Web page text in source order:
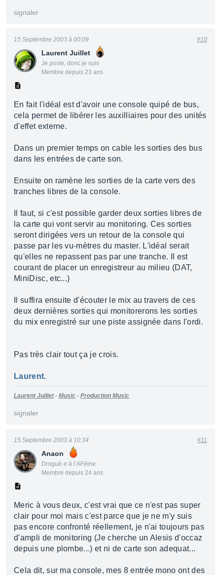
signaler
Laurent Juillet
Je poste, donc je suis
Membre depuis 23 ans
15 Septembre 2003 à 00:09 #10
En fait l'idéal est d'avoir une console quipé de bus,
cela permet de libérer les auxilliaires pour des unités
d'effet externe.
Dans un premier temps on cable les sorties des bus
dans les entrées de carte son.
Ensuite on ramène les sorties de la carte vers des
tranches libres de la console.
Il faut, si c'est possible garder deux sorties libres de
la carte qui vont servir au monitoring. Ces sorties
seront dirigées vers un retour de la console qui
passe par les vu-mètres du master. L'idéal serait
qu'elles ne repassent pas par une tranche. Il est
courant de placer un enregistreur au milieu (DAT,
MiniDisc, etc...)
Il suffira ensuite d'écouter le mix au travers de ces
deux dernières sorties qui monitorerons les sorties
du mix enregistré sur une piste assignée dans l'ordi.
Pas très clair tout ça je crois.
Laurent.
Laurent Juillet- Music - Production Music
signaler
Anaon
Drogué·e à l’AFéine
Membre depuis 24 ans
15 Septembre 2003 à 10:34 #11
Meric à vous deux, c'est vrai que ce n'est pas super
clair pour moi mais c'est parce que je ne m'y suis
pas encore confronté réellement, je n'ai toujours pas
d'ampli de monitoring (Je cherche un Alesis d'occaz
depuis une plombe...) et ni de carte son adequat...
Cela dit, sur ma console, mes 8 entrée mono ont des